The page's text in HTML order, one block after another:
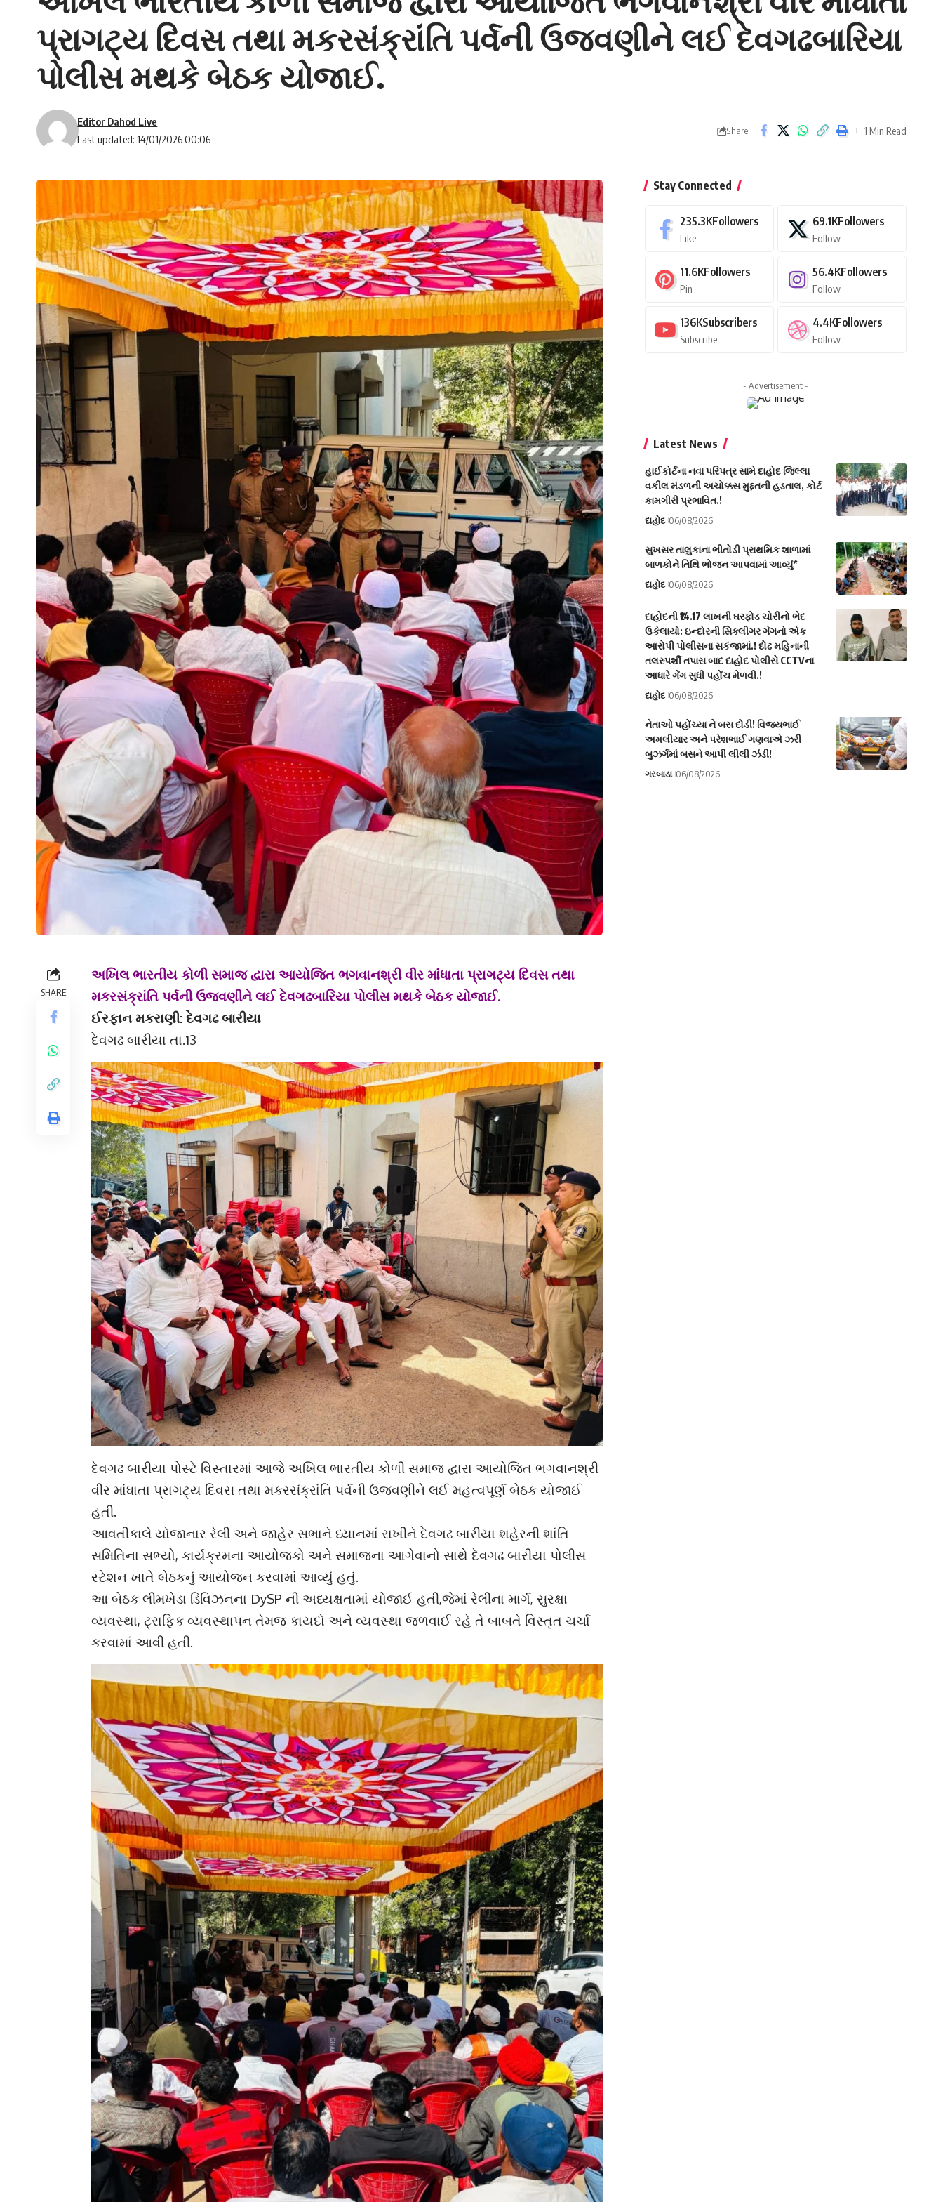
પ્રાગટ્ય દિવસ તથા મકરસંક્રાંતિ પર્વની ઉજવણીને લઈ દેવગઢબારિયા
પોલીસ મથકે બેઠક યોજાઈ.
Last updated: 14/01/2026 00:06
Editor Dahod Live
Share 1 Min Read
SHARE
અખિલ ભારતીય કોળી સમાજ દ્વારા આયોજિત ભગવાનશ્રી વીર માંધાતા પ્રાગટ્ય દિવસ તથા
મકરસંક્રાંતિ પર્વની ઉજવણીને લઈ દેવગઢબારિયા પોલીસ મથકે બેઠક યોજાઈ.
ઈરફાન મકરાણી: દેવગઢ બારીયા
દેવગઢ બારીયા તા.13
દેવગઢ બારીયા પોસ્ટે વિસ્તારમાં આજે અખિલ ભારતીય કોળી સમાજ દ્વારા આયોજિત ભગવાનશ્રી
વીર માંધાતા પ્રાગટ્ય દિવસ તથા મકરસંક્રાંતિ પર્વની ઉજવણીને લઈ મહત્વપૂર્ણ બેઠક યોજાઈ
હતી.
આવતીકાલે યોજાનાર રેલી અને જાહેર સભાને ધ્યાનમાં રાખીને દેવગઢ બારીયા શહેરની શાંતિ
સમિતિના સભ્યો, કાર્યક્રમના આયોજકો અને સમાજના આગેવાનો સાથે દેવગઢ બારીયા પોલીસ
સ્ટેશન ખાતે બેઠકનું આયોજન કરવામાં આવ્યું હતું.
આ બેઠક લીમખેડા ડિવિઝનના DySP ની અધ્યક્ષતામાં યોજાઈ હતી,જેમાં રેલીના માર્ગ, સુરક્ષા
વ્યવસ્થા, ટ્રાફિક વ્યવસ્થાપન તેમજ કાયદો અને વ્યવસ્થા જળવાઈ રહે તે બાબતે વિસ્તૃત ચર્ચા
કરવામાં આવી હતી.
Stay Connected
235.3KFollowers
Like
69.1KFollowers
Follow
11.6KFollowers
Pin
56.4KFollowers
Follow
136KSubscribers
Subscribe
4.4KFollowers
Follow
- Advertisement -
Latest News
હાઈકોર્ટના નવા પરિપત્ર સામે દાહોદ જિલ્લા
વકીલ મંડળની અચોક્કસ મુદ્દતની હડતાલ, કોર્ટ
કામગીરી પ્રભાવિત.!
દાહોદ 06/08/2026
સુખસર તાલુકાના ભીતોડી પ્રાથમિક શાળામાં
બાળકોને તિથિ ભોજન આપવામાં આવ્યું*
દાહોદ 06/08/2026
દાહોદની ₹14.17 લાખની ઘરફોડ ચોરીનો ભેદ
ઉકેલાયો: ઇન્દોરની સિક્લીગર ગેંગનો એક
આરોપી પોલીસના સકંજામાં.! દોઢ મહિનાની
તલસ્પર્શી તપાસ બાદ દાહોદ પોલીસે CCTVના
આધારે ગેંગ સુધી પહોંચ મેળવી.!
દાહોદ 06/08/2026
નેતાઓ પહોંચ્યા ને બસ દોડી! વિજયભાઈ
અમલીયાર અને પરેશભાઈ ગણવાએ ઝરી
બુઝર્ગમાં બસને આપી લીલી ઝંડી!
ગરબાડા 06/08/2026